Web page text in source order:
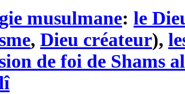
musulmane: le
, Dieu créateur),
de foi de Shams